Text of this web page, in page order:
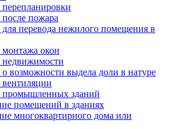
перепланировки
после пожара
для перевода нежилого помещения в
монтажа окон
недвижимости
о возможности выдела доли в натуре
вентиляции
промышленных зданий
помещений в зданиях
многоквартирного дома или